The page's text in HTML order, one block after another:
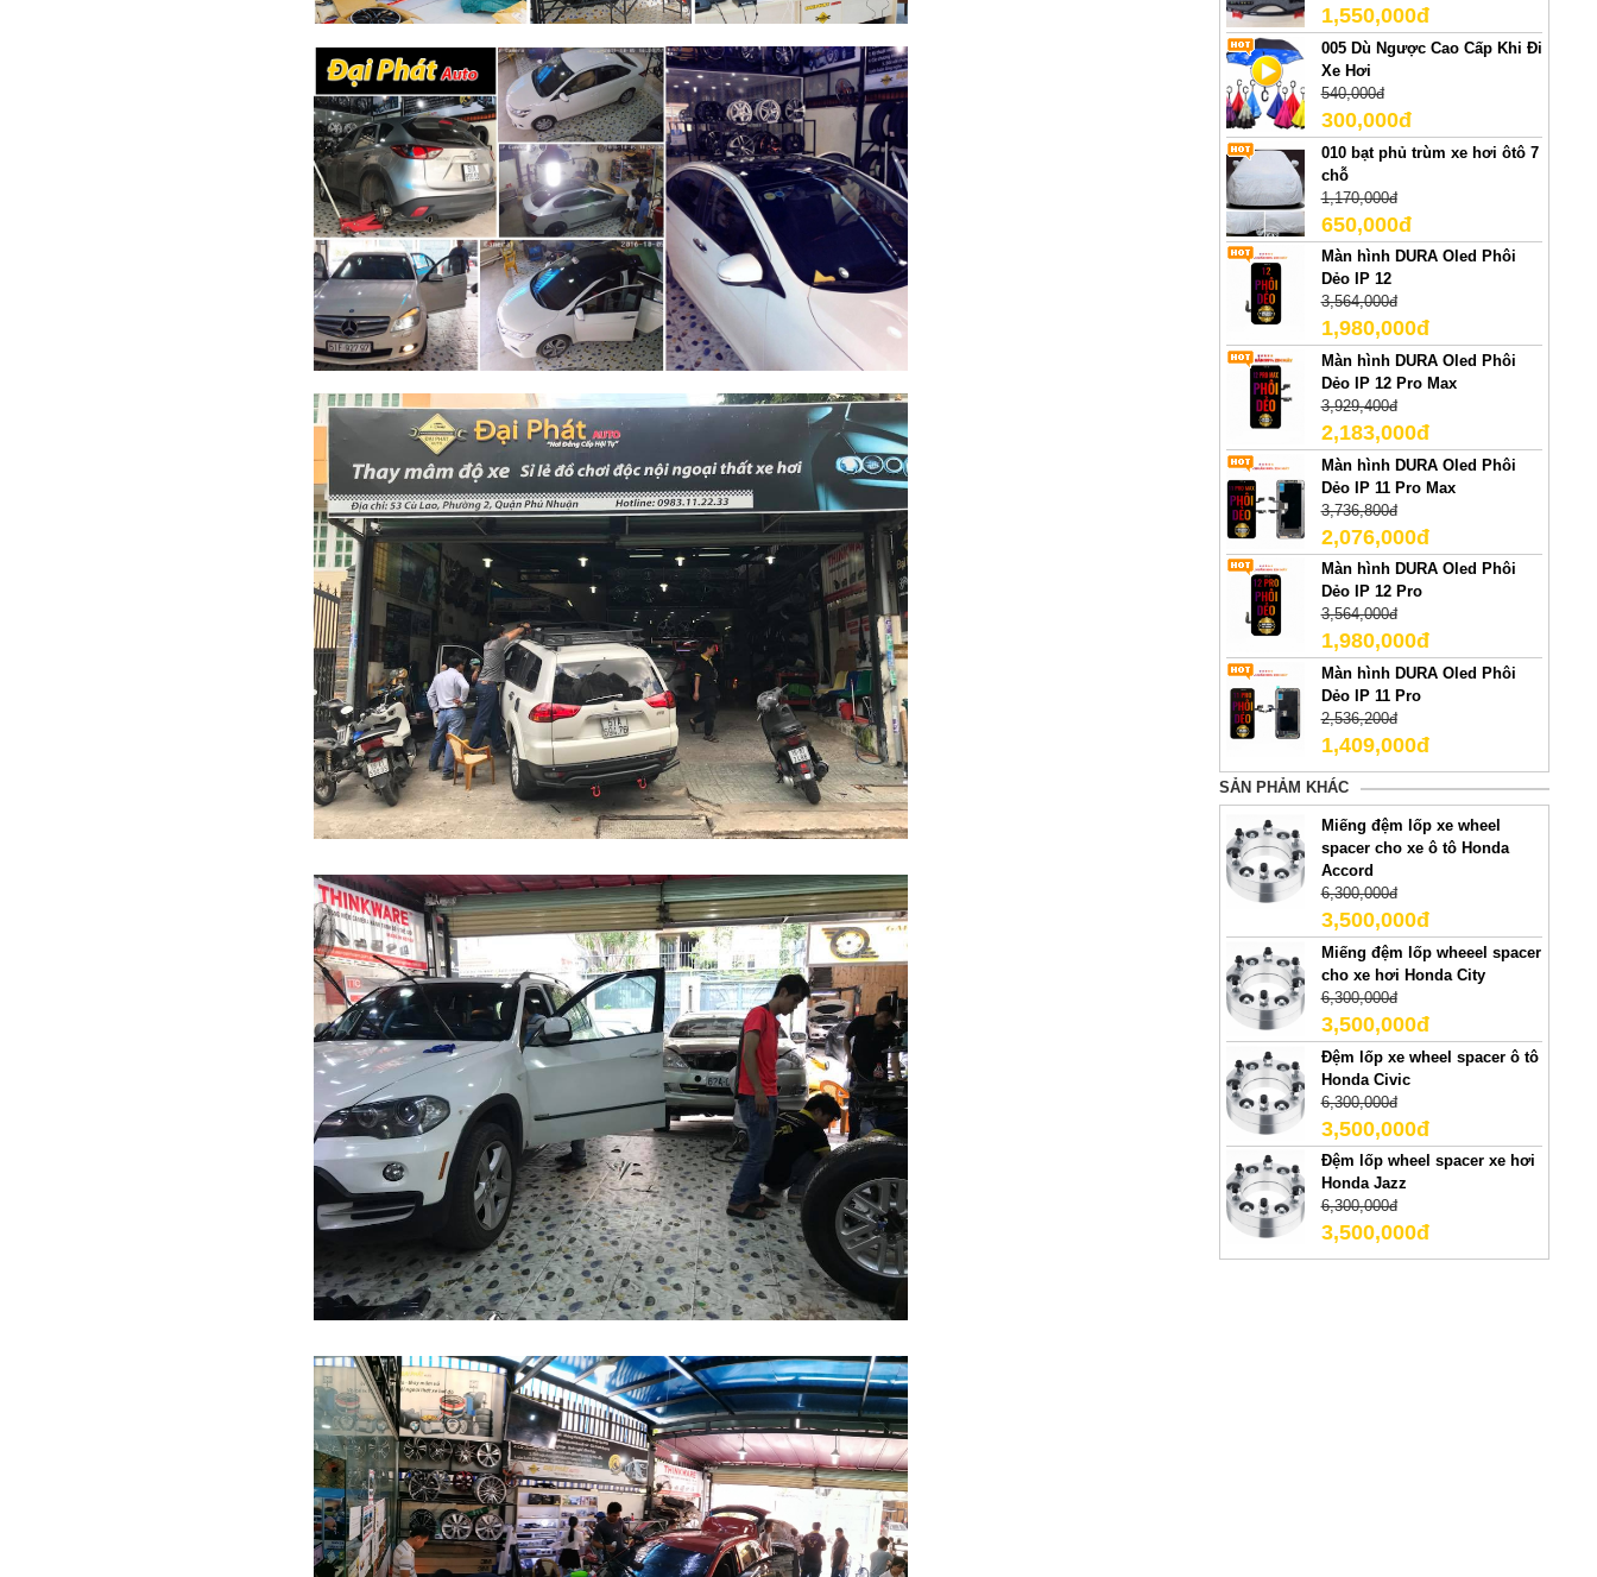
1,550,000đ
005 Dù Ngược Cao Cấp Khi Đi
Xe Hơi
540,000đ
300,000đ
010 bạt phủ trùm xe hơi ôtô 7
chỗ
1,170,000đ
650,000đ
Màn hình DURA Oled Phôi
Dẻo IP 12
3,564,000đ
1,980,000đ
Màn hình DURA Oled Phôi
Dẻo IP 12 Pro Max
3,929,400đ
2,183,000đ
Màn hình DURA Oled Phôi
Dẻo IP 11 Pro Max
3,736,800đ
2,076,000đ
Màn hình DURA Oled Phôi
Dẻo IP 12 Pro
3,564,000đ
1,980,000đ
Màn hình DURA Oled Phôi
Dẻo IP 11 Pro
2,536,200đ
1,409,000đ
SẢN PHẢM KHÁC
Miếng đệm lốp xe wheel
spacer cho xe ô tô Honda
Accord
6,300,000đ
3,500,000đ
Miếng đệm lốp wheeel spacer
cho xe hơi Honda City
6,300,000đ
3,500,000đ
Đệm lốp xe wheel spacer ô tô
Honda Civic
6,300,000đ
3,500,000đ
Đệm lốp wheel spacer xe hơi
Honda Jazz
6,300,000đ
3,500,000đ